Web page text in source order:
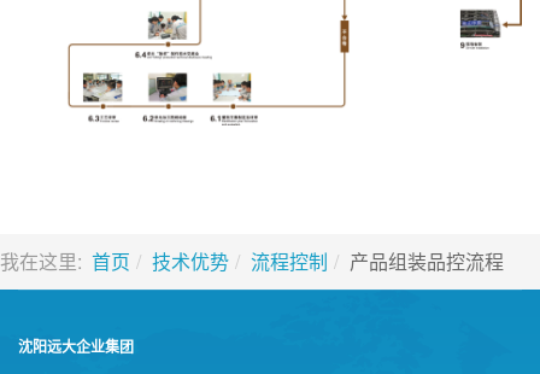
我在这里: 首页 技术优势 流程控制 产品组装品控流程
沈阳远大企业集团